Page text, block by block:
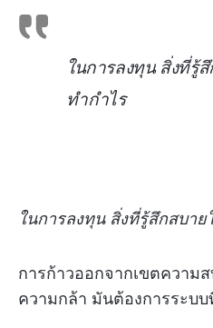
ในการลงทุน สิ่งที่รู้
ทำกำไร
ในการลงทุน สิ่งที่รู้สึกสบาย
การก้าวออกจากเขตความ
ความกล้า มันต้องการระบบ